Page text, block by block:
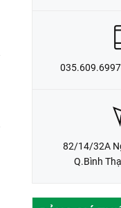
82/14/32A
Q.Bình